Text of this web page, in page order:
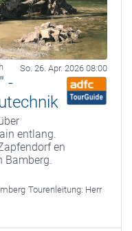
So. 26. Apr. 2026 08:00
-
entlang.
en
Bamberg.
Tourenleitung: Herr